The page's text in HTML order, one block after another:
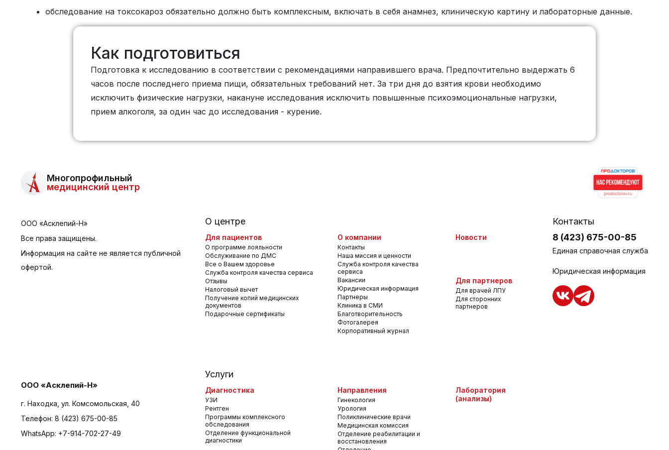
обследование на токсокароз обязательно должно быть комплексным, включать в себя анамнез, клиническую картину и лабораторные данные.
Как подготовиться
Подготовка к исследованию в соответствии с рекомендациями направившего врача. Предпочтительно выдержать 6
часов после последнего приема пищи, обязательных требований нет. За три дня до взятия крови необходимо
исключить физические нагрузки, накануне исследования исключить повышенные психоэмоциональные нагрузки,
прием алкоголя, за один час до исследования - курение.
Многопрофильный
медицинский центр
ООО «Асклепий-Н»
Все права защищены.
Информация на сайте не является публичной
офертой.
ООО «Асклепий-Н»
г. Находка, ул. Комсомольская, 40
Телефон: 8 (423) 675-00-85
WhatsApp: +7-914-702-27-49
О центре
Для пациентов
О программе лояльности
Обслуживание по ДМС
Все о Вашем здоровье
Служба контроля качества сервиса
Отзывы
Налоговый вычет
Получение копий медицинских
документов
Подарочные сертификаты
О компании
Контакты
Наша миссия и ценности
Служба контроля качества
сервиса
Вакансии
Юридическая информация
Партнеры
Клиника в СМИ
Благотворительность
Фотогалерея
Корпоративный журнал
Новости
Для партнеров
Для врачей ЛПУ
Для сторонних
партнеров
Услуги
Диагностика
УЗИ
Рентген
Программы комплексного
обследования
Отделение функциональной
диагностики
Направления
Гинекология
Урология
Поликлинические врачи
Медицинская комиссия
Отделение реабилитации и
восстановления
Лаборатория
(анализы)
Контакты
8 (423) 675-00-85
Единая справочная служба
Юридическая информация